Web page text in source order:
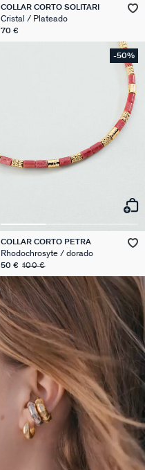
COLLAR CORTO SOLITARI
Cristal / Plateado
70 €
-50%
COLLAR CORTO PETRA
Rhodochrosyte / dorado
50 € 100 €